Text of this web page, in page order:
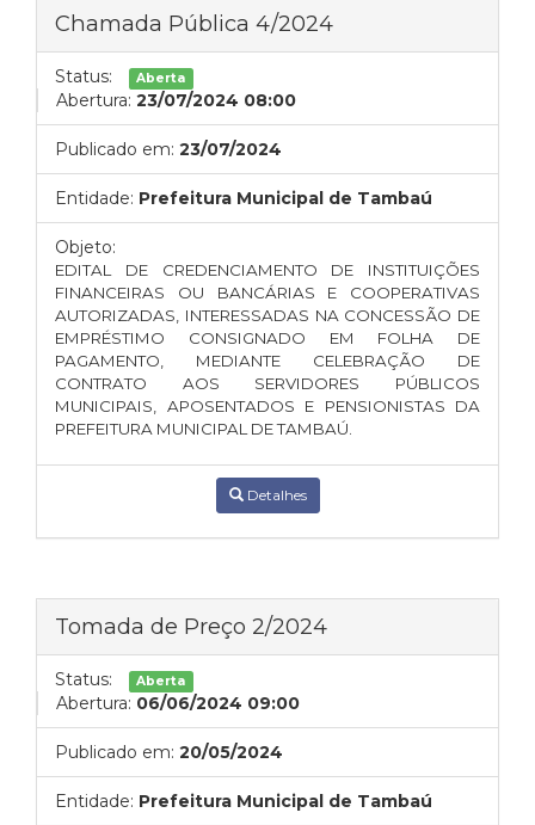
Chamada Pública 4/2024
Status: Aberta
Abertura: 23/07/2024 08:00
Publicado em: 23/07/2024
Entidade: Prefeitura Municipal de Tambaú
Objeto:
EDITAL DE CREDENCIAMENTO DE INSTITUIÇÕES
FINANCEIRAS OU BANCÁRIAS E COOPERATIVAS
AUTORIZADAS, INTERESSADAS NA CONCESSÃO DE
EMPRÉSTIMO CONSIGNADO EM FOLHA DE
PAGAMENTO, MEDIANTE CELEBRAÇÃO DE
CONTRATO AOS SERVIDORES PÚBLICOS
MUNICIPAIS, APOSENTADOS E PENSIONISTAS DA
PREFEITURA MUNICIPAL DE TAMBAÚ.
Detalhes
Tomada de Preço 2/2024
Status: Aberta
Abertura: 06/06/2024 09:00
Publicado em: 20/05/2024
Entidade: Prefeitura Municipal de Tambaú